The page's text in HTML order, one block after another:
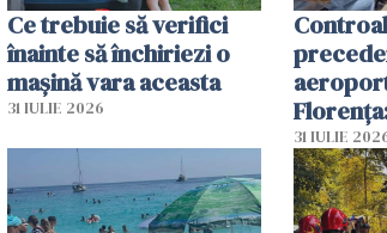
Ce trebuie să verifici
înainte să închiriezi o
mașină vara aceasta
31 IULIE 2026
capete
sumă
31 IULIE